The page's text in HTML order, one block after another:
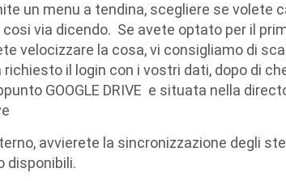
un menu a tendina, scegliere se volete
via dicendo. Se avete optato per il
velocizzare la cosa, vi consigliamo di
richiesto il login con i vostri dati, dopo di
GOOGLE DRIVE e situata nella
avvierete la sincronizzazione degli
disponibili.